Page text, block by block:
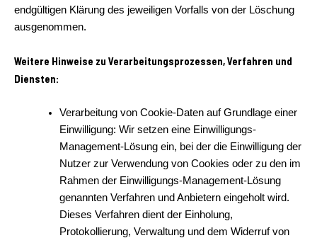
endgültigen Klärung des jeweiligen Vorfalls von der Löschung
ausgenommen.
Weitere Hinweise zu Verarbeitungsprozessen, Verfahren und
Diensten:
Verarbeitung von Cookie-Daten auf Grundlage einer
Einwilligung: Wir setzen eine Einwilligungs-
Management-Lösung ein, bei der die Einwilligung der
Nutzer zur Verwendung von Cookies oder zu den im
Rahmen der Einwilligungs-Management-Lösung
genannten Verfahren und Anbietern eingeholt wird.
Dieses Verfahren dient der Einholung,
Protokollierung, Verwaltung und dem Widerruf von